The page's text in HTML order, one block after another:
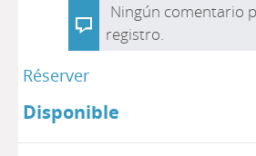
Ningún comentario
registro.
Réserver
Disponible